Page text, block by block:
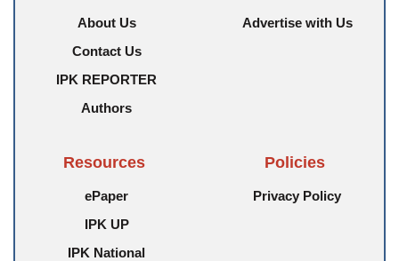
About Us
Contact Us
IPK REPORTER
Authors
Advertise with Us
Resources
ePaper
IPK UP
IPK National
Policies
Privacy Policy